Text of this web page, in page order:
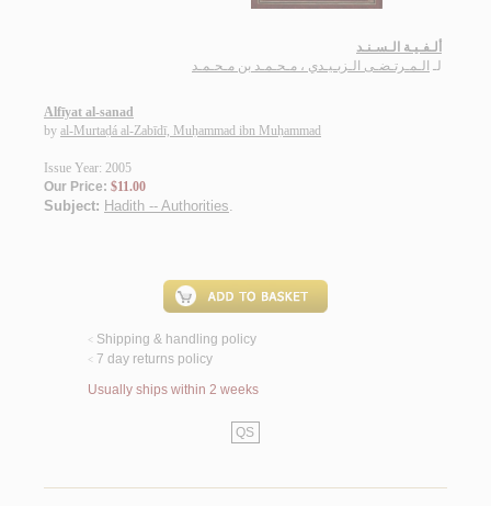
ألـفـيـة الـسـنـد
لـ الـمـرتـضـى الـزبـيـدي ، مـحـمـد بن مـحـمـد
Alfīyat al-sanad
by al-Murtaḍá al-Zabīdī, Muḥammad ibn Muḥammad
Issue Year: 2005
Our Price: $11.00
Subject: Hadith -- Authorities.
< Shipping & handling policy
< 7 day returns policy
Usually ships within 2 weeks
QS